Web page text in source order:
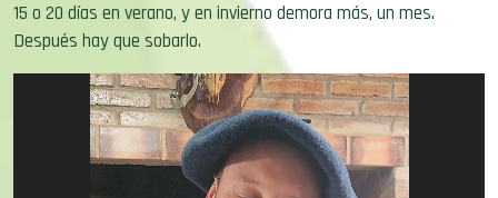
15 o 20 días en verano, y en invierno demora más, un mes.
Después hay que sobarlo.
Reproductor